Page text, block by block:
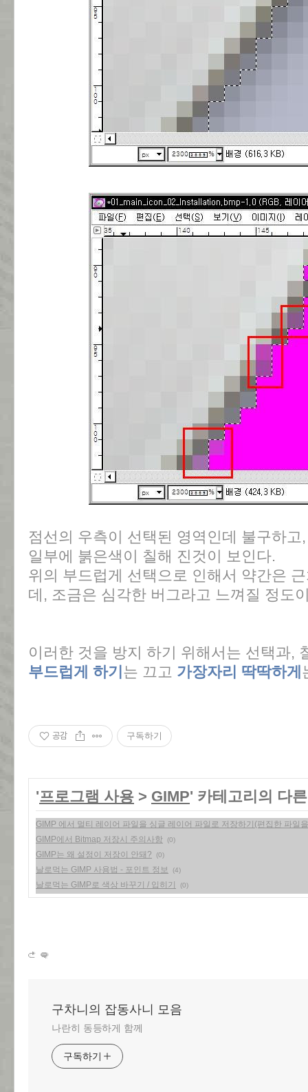
점선의 우측이 선택된 영역인데 불구하
일부에 붉은색이 칠해 진것이 보인다.
위의 부드럽게 선택으로 인해서 약간은
데, 조금은 심각한 버그라고 느껴질 정도
이러한 것을 방지 하기 위해서는 선택과,
부드럽게 하기 는 끄고 가장자리 딱딱하게
공감 구독하기
'프로그램 사용 > GIMP' 카테고리의 다
GIMP 에서 멀티 레이어 파일을 싱글 레이어 파일로 저장하기(편집한 파일
GIMP에서 Bitmap 저장시 주의사항
(0)
GIMP는 왜 설정이 저장이 안돼? (0)
날로먹는 GIMP 사용법 - 포인트 정보 (4)
날로먹는 GIMP로 색상 바꾸기 / 입히기 (0)
구차니의 잡동사니 모음
나란히 동등하게 함께
구독하기